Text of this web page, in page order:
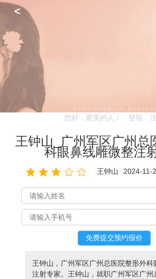
<
您好，爱美的人！ 登陆
王钟山_广州军区广州总
科眼鼻线雕微整注
王钟山 2024-11-
王钟山，广州军区广州总医院整形外科
注射专家。王钟山，就职广州军区广州